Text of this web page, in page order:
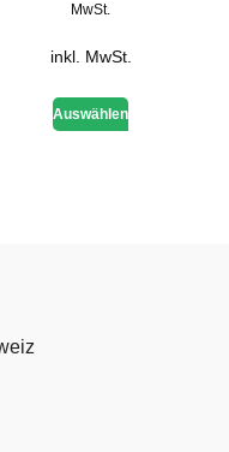
MwSt.
inkl. MwSt.
Auswählen